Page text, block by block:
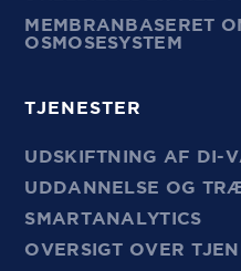
MEMBRANBASERET
OSMOSESYSTEM
TJENESTER
UDSKIFTNING AF DI-
UDDANNELSE OG
SMARTANALYTICS
OVERSIGT OVER